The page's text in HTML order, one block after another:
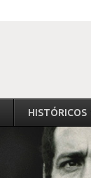
HISTÓRICOS